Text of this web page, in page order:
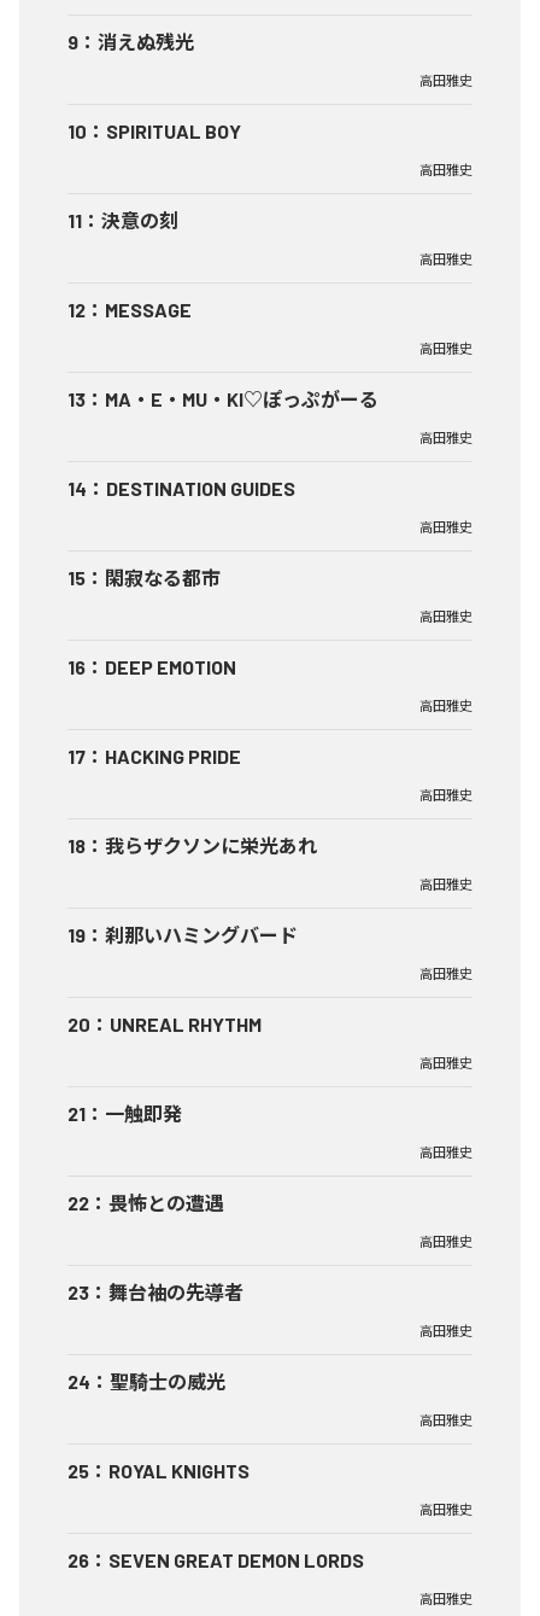
9 ： 消えぬ残光
高田雅史
10 ： SPIRITUAL BOY
高田雅史
11 ： 決意の刻
高田雅史
12 ： MESSAGE
高田雅史
13 ： MA・E・MU・KI♡ぽっぷがーる
高田雅史
14 ： DESTINATION GUIDES
高田雅史
15 ： 閑寂なる都市
高田雅史
16 ： DEEP EMOTION
高田雅史
17 ： HACKING PRIDE
高田雅史
18 ： 我らザクソンに栄光あれ
高田雅史
19 ： 刹那いハミングバード
高田雅史
20 ： UNREAL RHYTHM
高田雅史
21 ： 一触即発
高田雅史
22 ： 畏怖との遭遇
高田雅史
23 ： 舞台袖の先導者
高田雅史
24 ： 聖騎士の威光
高田雅史
25 ： ROYAL KNIGHTS
高田雅史
26 ： SEVEN GREAT DEMON LORDS
高田雅史